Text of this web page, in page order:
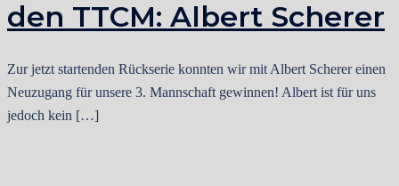
den TTCM: Albert Scherer
Zur jetzt startenden Rückserie konnten wir mit Albert Scherer einen
Neuzugang für unsere 3. Mannschaft gewinnen! Albert ist für uns
jedoch kein […]